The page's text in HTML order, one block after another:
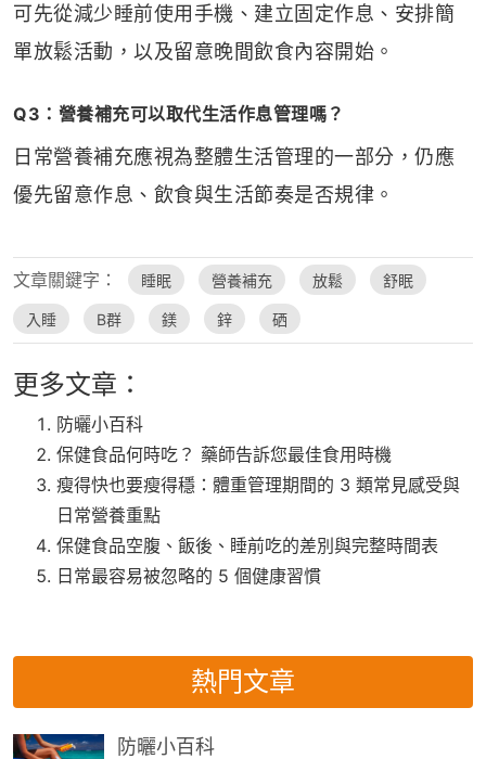
可先從減少睡前使用手機、建立固定作息、安排簡
單放鬆活動，以及留意晚間飲食內容開始。
Q3：營養補充可以取代生活作息管理嗎？
日常營養補充應視為整體生活管理的一部分，仍應
優先留意作息、飲食與生活節奏是否規律。
文章關鍵字： 睡眠 營養補充 放鬆 舒眠
入睡 B群 鎂 鋅 硒
更多文章：
防曬小百科
保健食品何時吃？ 藥師告訴您最佳食用時機
瘦得快也要瘦得穩：體重管理期間的 3 類常見感受與
日常營養重點
保健食品空腹、飯後、睡前吃的差別與完整時間表
日常最容易被忽略的 5 個健康習慣
熱門文章
防曬小百科